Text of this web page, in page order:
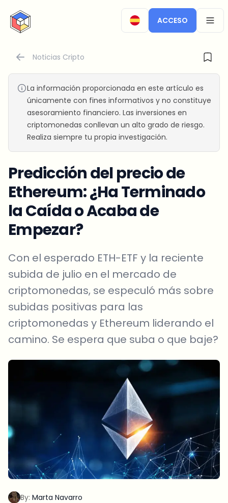
CryptoTicker
ACCESO
Noticias Cripto
La información proporcionada en este artículo es
únicamente con fines informativos y no constituye
asesoramiento financiero. Las inversiones en
criptomonedas conllevan un alto grado de riesgo.
Realiza siempre tu propia investigación.
Predicción del precio de
Ethereum: ¿Ha Terminado
la Caída o Acaba de
Empezar?
Con el esperado ETH-ETF y la reciente
subida de julio en el mercado de
criptomonedas, se especuló más sobre
subidas positivas para las
criptomonedas y Ethereum liderando el
camino. Se espera que suba o que baje?
By: Marta Navarro